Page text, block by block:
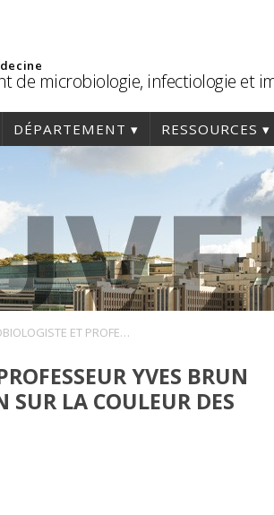
de microbiologie, infectiologie et
DÉPARTEMENT RESSOURCES
LE MICROBIOLOGISTE ET PROFESSEUR YVES BRUN RÉPOND À UNE QUESTION SUR LA COULEUR DES BACTÉRIES
YVES BRUN
LA COULEUR DES